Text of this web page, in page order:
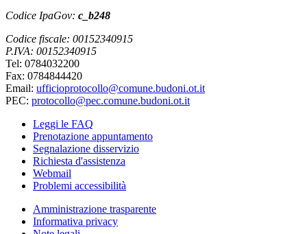
Codice IpaGov: c_b248
Codice fiscale: 00152340915
P.IVA: 00152340915
Tel: 0784032200
Fax: 0784844420
Email: ufficioprotocollo@comune.budoni.ot.it
PEC: protocollo@pec.comune.budoni.ot.it
Leggi le FAQ
Prenotazione appuntamento
Segnalazione disservizio
Richiesta d'assistenza
Webmail
Problemi accessibilità
Amministrazione trasparente
Informativa privacy